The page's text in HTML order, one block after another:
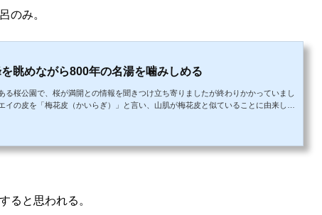
のみ。
眺めながら800年の名湯を噛みしめる
る桜公園で、桜が満開との情報を聞きつけ立ち寄りましたが終わりかかっていまし
の皮を「梅花皮（かいらぎ）」と言い、山肌が梅花皮と似ていることに由来して
ると思われる。